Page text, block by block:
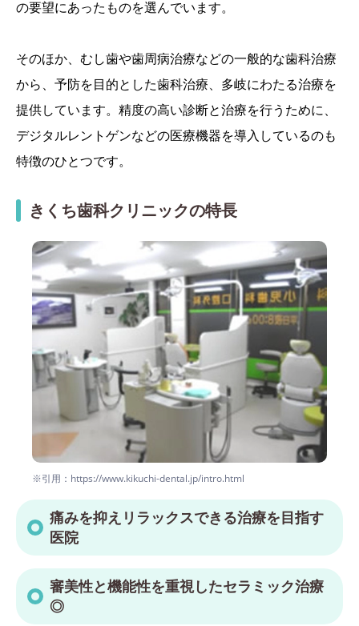
の要望にあったものを選んでいます。
そのほか、むし歯や歯周病治療などの一般的な歯科治療
から、予防を目的とした歯科治療、多岐にわたる治療を
提供しています。精度の高い診断と治療を行うために、
デジタルレントゲンなどの医療機器を導入しているのも
特徴のひとつです。
きくち歯科クリニックの特長
※引用：https://www.kikuchi-dental.jp/intro.html
痛みを抑えリラックスできる治療を目指す
医院
審美性と機能性を重視したセラミック治療
◎